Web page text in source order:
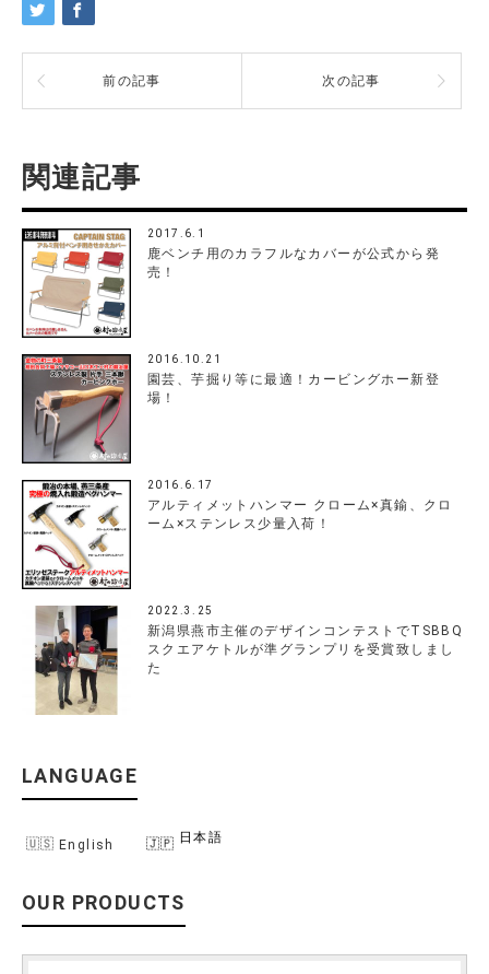
前の記事 次の記事
関連記事
2017.6.1
鹿ベンチ用のカラフルなカバーが公式から発
売！
2016.10.21
園芸、芋掘り等に最適！カービングホー新登
場！
2016.6.17
アルティメットハンマー クローム×真鍮、クロ
ーム×ステンレス少量入荷！
2022.3.25
新潟県燕市主催のデザインコンテストでTSBBQ
スクエアケトルが準グランプリを受賞致しまし
た
LANGUAGE
English
日本語
OUR PRODUCTS